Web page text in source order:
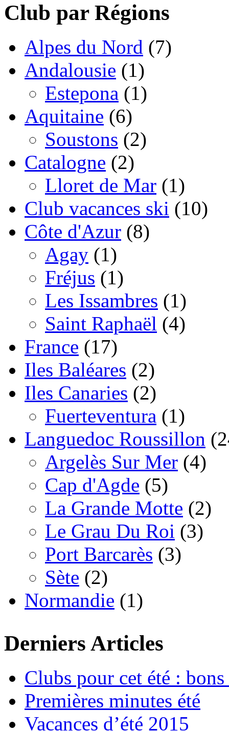
Club par Régions
Alpes du Nord (7)
Andalousie (1)
Estepona (1)
Aquitaine (6)
Soustons (2)
Catalogne (2)
Lloret de Mar (1)
Club vacances ski (10)
Côte d'Azur (8)
Agay (1)
Fréjus (1)
Les Issambres (1)
Saint Raphaël (4)
France (17)
Iles Baléares (2)
Iles Canaries (2)
Fuerteventura (1)
Languedoc Roussillon
Argelès Sur Mer (4)
Cap d'Agde (5)
La Grande Motte (2)
Le Grau Du Roi (3)
Port Barcarès (3)
Sète (2)
Normandie (1)
Derniers Articles
Clubs pour cet été :
Premières minutes été
Vacances d’été 2015